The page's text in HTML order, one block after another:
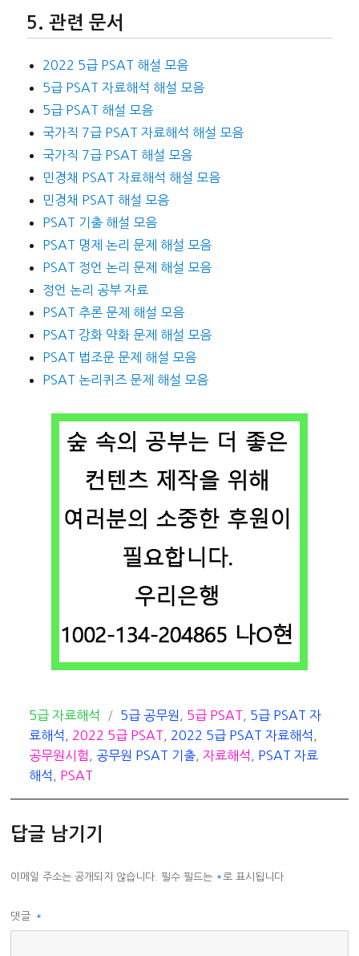
관련 문서
2022 5급 PSAT 해설 모음
5급 PSAT 자료해석 해설 모음
5급 PSAT 해설 모음
국가직 7급 PSAT 자료해석 해설 모음
국가직 7급 PSAT 해설 모음
민경채 PSAT 자료해석 해설 모음
민경채 PSAT 해설 모음
PSAT 기출 해설 모음
PSAT 명제 논리 문제 해설 모음
PSAT 정언 논리 문제 해설 모음
정언 논리 공부 자료
PSAT 추론 문제 해설 모음
PSAT 강화 약화 문제 해설 모음
PSAT 법조문 문제 해설 모음
PSAT 논리퀴즈 문제 해설 모음
카
테
고
리
5급 자료해석
태
그
5급 공무원 5급 PSAT
5급 PSAT 자
료해석
2022 5급 PSAT 2022 5급 PSAT 자료해석
공무원시험
공무원 PSAT 기출 ,자료해석
PSAT 자료
해석
PSAT
답글 남기기
이메일 주소는 공개되지 않습니다. 필수 필드는 * 로 표시됩니다
댓글 *